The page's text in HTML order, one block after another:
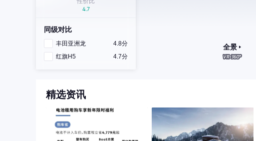
同级对比
丰田亚洲龙
4.8分
红旗H5
4.7分
全景
精选资讯